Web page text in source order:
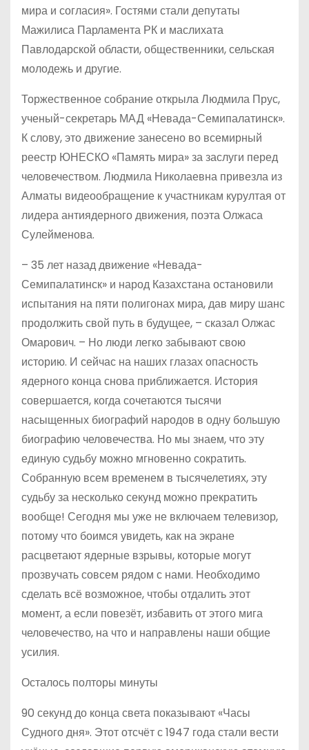
мира и согласия». Гостями стали депутаты
Мажилиса Парламента РК и маслихата
Павлодарской области, общественники, сельская
молодежь и другие.
Торжественное собрание открыла Людмила Прус,
ученый-секретарь МАД «Невада-Семипалатинск».
К слову, это движение занесено во всемирный
реестр ЮНЕСКО «Память мира» за заслуги перед
человечеством. Людмила Николаевна привезла из
Алматы видеообращение к участникам курултая от
лидера антиядерного движения, поэта Олжаса
Сулейменова.
– 35 лет назад движение «Невада-
Семипалатинск» и народ Казахстана остановили
испытания на пяти полигонах мира, дав миру шанс
продолжить свой путь в будущее, – сказал Олжас
Омарович. – Но люди легко забывают свою
историю. И сейчас на наших глазах опасность
ядерного конца снова приближается. История
совершается, когда сочетаются тысячи
насыщенных биографий народов в одну большую
биографию человечества. Но мы знаем, что эту
единую судьбу можно мгновенно сократить.
Собранную всем временем в тысячелетиях, эту
судьбу за несколько секунд можно прекратить
вообще! Сегодня мы уже не включаем телевизор,
потому что боимся увидеть, как на экране
расцветают ядерные взрывы, которые могут
прозвучать совсем рядом с нами. Необходимо
сделать всё возможное, чтобы отдалить этот
момент, а если повезёт, избавить от этого мига
человечество, на что и направлены наши общие
усилия.
Осталось полторы минуты
90 секунд до конца света показывают «Часы
Судного дня». Этот отсчёт с 1947 года стали вести